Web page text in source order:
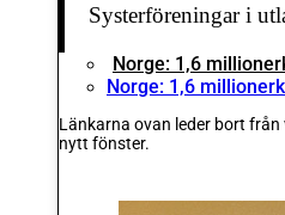
Systerföreningar i
Norge: 1,6
Norge: 1,6
Länkarna ovan leder bort
nytt fönster.